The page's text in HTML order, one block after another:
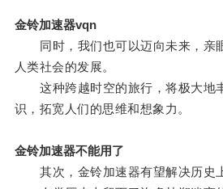
金铃加速器vqn
同时，我们也可以迈向未来，亲
人类社会的发展。
这种跨越时空的旅行，将极大地
识，拓宽人们的思维和想象力。
金铃加速器不能用了
其次，金铃加速器有望解决历史上